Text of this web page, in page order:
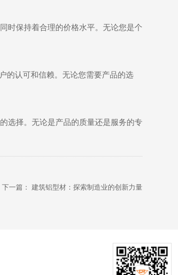
时保持着合理的价格水平。无论您是个
的认可和信赖。无论您需要产品的选
选择。无论是产品的质量还是服务的专
下一篇： 建筑铝型材：探索制造业的创新力量